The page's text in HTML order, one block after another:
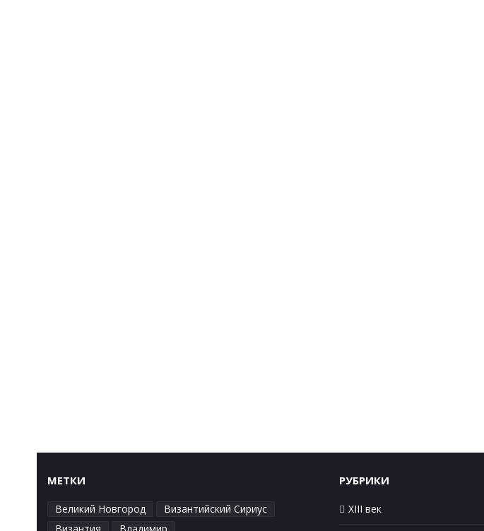
МЕТКИ
Великий Новгород
Византийский Сириус
РУБРИКИ
XIII век